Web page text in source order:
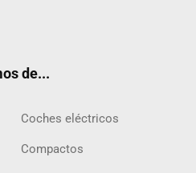
de...
Coches eléctricos
Compactos